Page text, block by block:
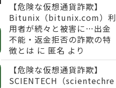
【危険な仮想通貨詐欺】
Bitunix（bitunix.com）利
用者が続々と被害に…出金
不能・返金拒否の詐欺の特
徴とは に 匿名 より
【危険な仮想通貨詐欺】
SCIENTECH（scientechre